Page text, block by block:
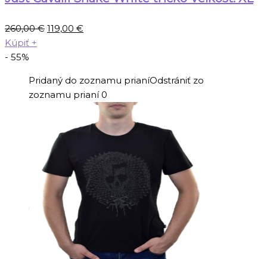
260,00€ Pôvodná
119,00 €
Kúpiť +
- 55%
Pridaný do zoznamu prianíOdstrániť zo
zoznamu prianí 0